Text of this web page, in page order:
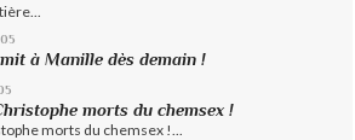
à Manille dès demain !
morts du chemsex !
morts du chemsex !...